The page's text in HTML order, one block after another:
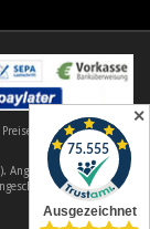
Preise
). Angebote gelten nur für
abweichen.
✕